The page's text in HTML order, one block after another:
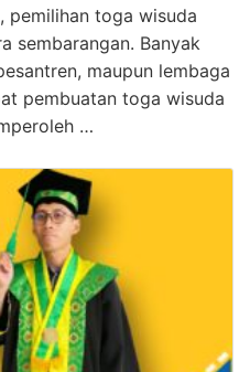
pemilihan toga wisuda
sembarangan. Banyak
maupun lembaga
pembuatan toga wisuda
…